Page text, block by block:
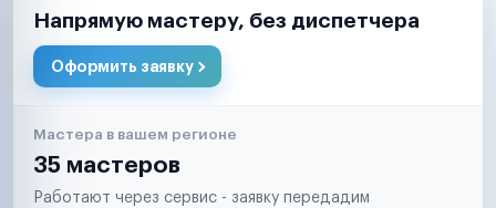
Напрямую мастеру, без диспетчера
Оформить заявку
Мастера в вашем регионе
35 мастеров
Работают через сервис - заявку передадим